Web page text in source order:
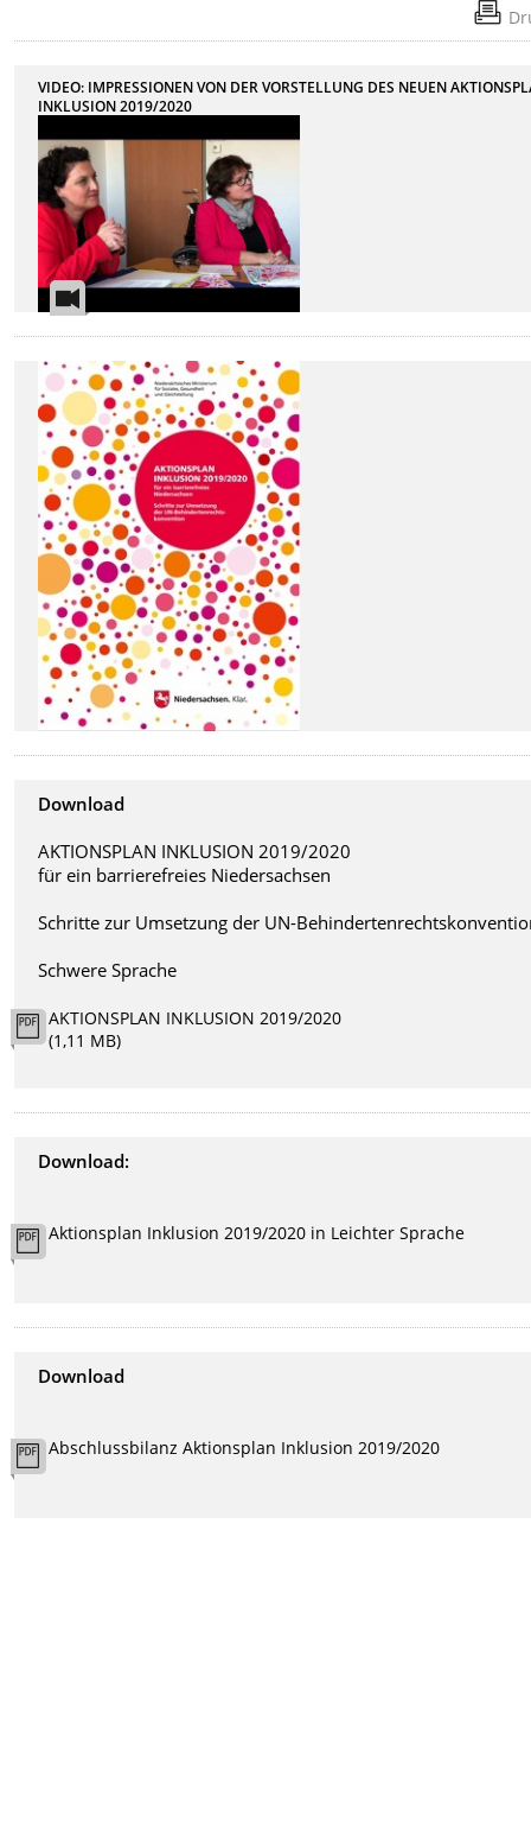
VIDEO: IMPRESSIONEN VON DER VORSTELLUNG DES NEUEN
INKLUSION 2019/2020
Download
AKTIONSPLAN INKLUSION 2019/2020
für ein barrierefreies Niedersachsen
Schritte zur Umsetzung der UN-
Schwere Sprache
AKTIONSPLAN INKLUSION 2019/2020
(1,11 MB)
Download:
Aktionsplan Inklusion 2019/2020 in Leichter Sprache
Download
Abschlussbilanz Aktionsplan Inklusion 2019/2020